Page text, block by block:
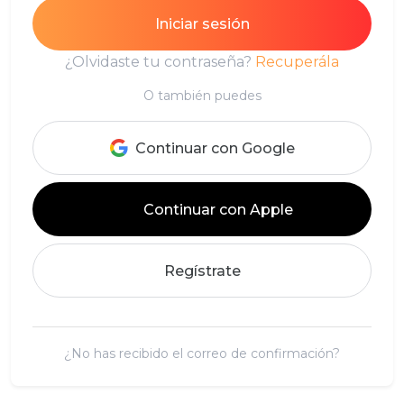
¿Olvidaste tu contraseña? Recuperála
O también puedes
Continuar con Google
Continuar con Apple
Regístrate
¿No has recibido el correo de confirmación?